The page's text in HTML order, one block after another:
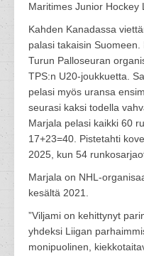
Maritimes Junior Hockey
Kahden Kanadassa
palasi takaisin
Turun Palloseuran
TPS:n U20-joukkuetta.
pelasi myös uransa
seurasi kaksi todella
Marjala pelasi kaikki 60
17+23=40. Pistetahti
2025, kun 54
Marjala on NHL-
kesältä 2021.
”Viljami on kehittynyt
yhdeksi Liigan
monipuolinen,